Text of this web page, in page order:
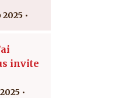
2025
invite